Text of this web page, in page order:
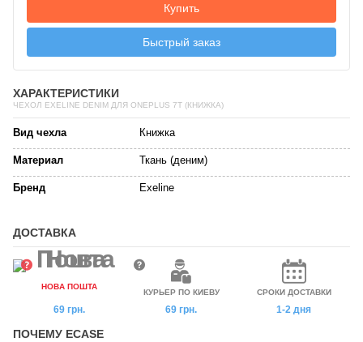
Купить
Быстрый заказ
ХАРАКТЕРИСТИКИ
ЧЕХОЛ EXELINE DENIM ДЛЯ ONEPLUS 7T (КНИЖКА)
Вид чехла Книжка
Материал Ткань (деним)
Бренд Exeline
ДОСТАВКА
НОВА ПОШТА
69 грн.
КУРЬЕР ПО КИЕВУ
69 грн.
СРОКИ ДОСТАВКИ
1-2 дня
ПОЧЕМУ ECASE